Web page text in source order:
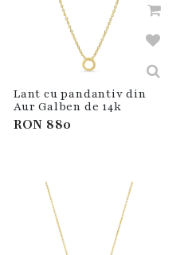
Lant cu pandantiv din
Aur Galben de 14k
RON 880